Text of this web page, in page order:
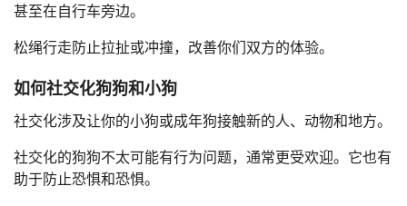
甚至在自行车旁边。
松绳行走防止拉扯或冲撞，改善你们双方的体验。
如何社交化狗狗和小狗
社交化涉及让你的小狗或成年狗接触新的人、动物和地方。
社交化的狗狗不太可能有行为问题，通常更受欢迎。它也有
助于防止恐惧和恐惧。